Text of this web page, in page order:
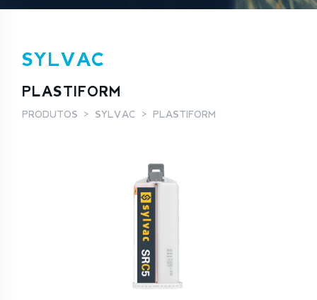
SYLVAC
PLASTIFORM
PRODUTOS SYLVAC PLASTIFORM